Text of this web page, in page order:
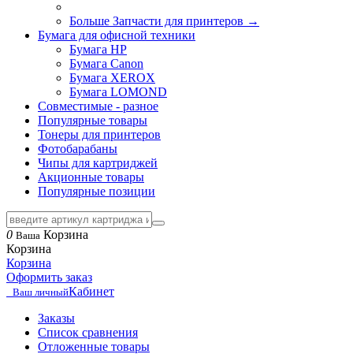
Больше Запчасти для принтеров →
Бумага для офисной техники
Бумага HP
Бумага Canon
Бумага XEROX
Бумага LOMOND
Совместимые - разное
Популярные товары
Тонеры для принтеров
Фотобарабаны
Чипы для картриджей
Акционные товары
Популярные позиции
0 Ваша Корзина
Корзина
Корзина
Оформить заказ
Ваш личныйКабинет
Заказы
Список сравнения
Отложенные товары